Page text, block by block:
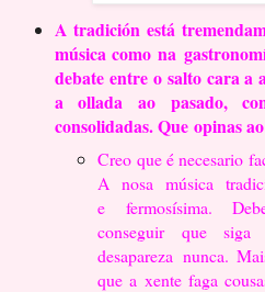
A tradición está
música como na
debate entre o salto cara a
a ollada ao pasado,
consolidadas. Que opinas
Creo que é necesario
A nosa música
efermosísima.
conseguir que
desapareza nunca.
que a xente faga